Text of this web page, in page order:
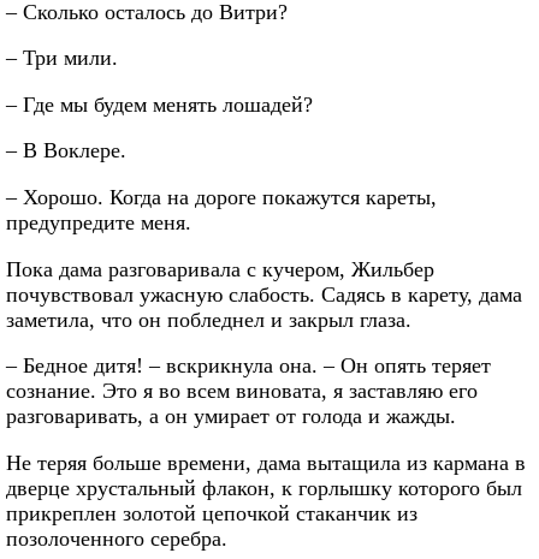
– Сколько осталось до Витри?
– Три мили.
– Где мы будем менять лошадей?
– В Воклере.
– Хорошо. Когда на дороге покажутся кареты,
предупредите меня.
Пока дама разговаривала с кучером, Жильбер
почувствовал ужасную слабость. Садясь в карету, дама
заметила, что он побледнел и закрыл глаза.
– Бедное дитя! – вскрикнула она. – Он опять теряет
сознание. Это я во всем виновата, я заставляю его
разговаривать, а он умирает от голода и жажды.
Не теряя больше времени, дама вытащила из кармана в
дверце хрустальный флакон, к горлышку которого был
прикреплен золотой цепочкой стаканчик из
позолоченного серебра.